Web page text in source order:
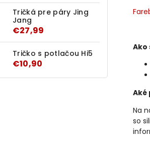
Tričká pre páry Jing
Jang
€27,99
Tričko s potlačou Hi5
€10,90
Ako
Aké
Na
so